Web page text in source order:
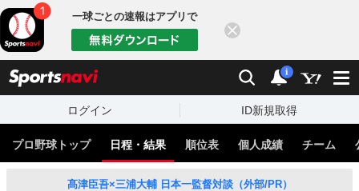
一球ごとの速報はアプリで
検索 通知
i
ログイン ID新規取得
プロ野球トップ 日程・結果 順位表 個人成績 チーム
髙津臣吾×三浦大輔 日本一監督対談（外部/PR）